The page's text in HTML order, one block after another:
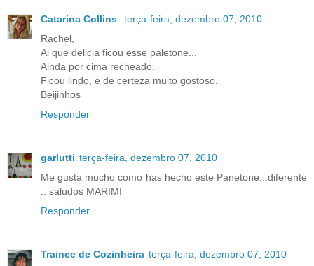
Catarina Collins
terça-feira, dezembro 07, 2010
Rachel,
Ai que delicia ficou esse paletone...
Ainda por cima recheado.
Ficou lindo, e de certeza muito gostoso.
Beijinhos
Responder
garlutti terça-feira, dezembro 07, 2010
Me gusta mucho como has hecho este Panetone...diferente
.. saludos MARIMI
Responder
Trainee de Cozinheira terça-feira, dezembro 07, 2010